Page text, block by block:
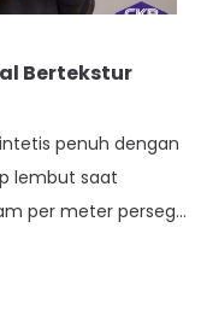
Bertekstur
penuh dengan
lembut saat
per meter persegi,
kain ini pas untuk